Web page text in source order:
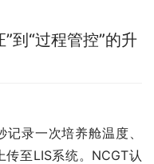
到“过程管控”的升
录一次培养舱温度、
至LIS系统。NCGT认